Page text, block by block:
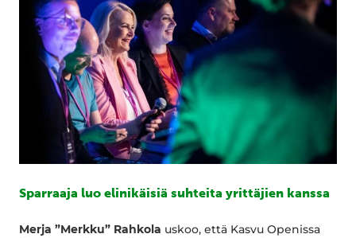
Sparraaja luo elinikäisiä suhteita yrittäjien kanssa
Merja ”Merkku” Rahkola uskoo, että Kasvu Openissa